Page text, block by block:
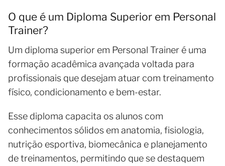
O que é um Diploma Superior em Personal
Trainer?
Um diploma superior em Personal Trainer é uma
formação acadêmica avançada voltada para
profissionais que desejam atuar com treinamento
físico, condicionamento e bem-estar.
Esse diploma capacita os alunos com
conhecimentos sólidos em anatomia, fisiologia,
nutrição esportiva, biomecânica e planejamento
de treinamentos, permitindo que se destaquem